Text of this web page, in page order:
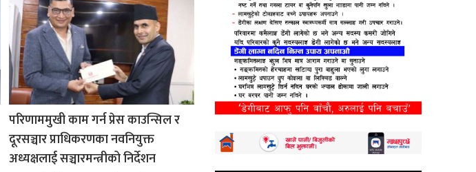
परिणाममुखी काम गर्न प्रेस काउन्सिल र
दूरसञ्चार प्राधिकरणका नवनियुक्त
अध्यक्षलाई सञ्चारमन्त्रीको निर्देशन